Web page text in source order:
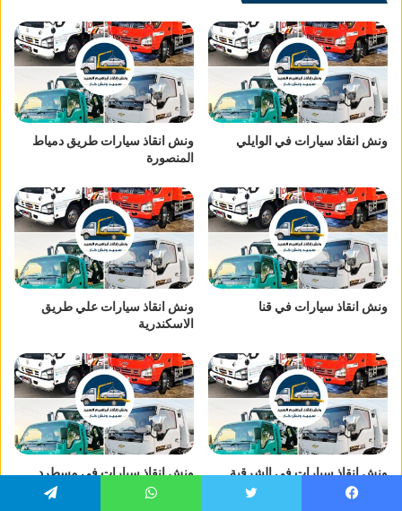
ونش انقاذ سيارات في الوايلي
ونش انقاذ سيارات طريق دمياط
المنصورة
ونش انقاذ سيارات في قنا
ونش انقاذ سيارات علي طريق
الاسكندرية
ونش انقاذ سيارات في الشرقية ونش انقاذ سيارات في مسطرد